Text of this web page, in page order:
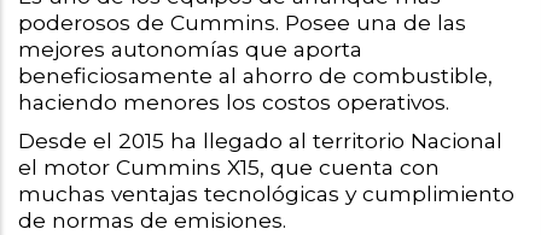
poderosos de Cummins. Posee una de las
mejores autonomías que aporta
beneficiosamente al ahorro de combustible,
haciendo menores los costos operativos.
Desde el 2015 ha llegado al territorio Nacional
el motor Cummins X15, que cuenta con
muchas ventajas tecnológicas y cumplimiento
de normas de emisiones.